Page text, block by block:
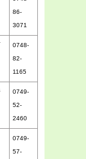
86-
3071
0748-
82-
1165
0749-
52-
2460
0749-
57-